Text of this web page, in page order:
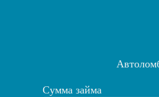
Сумма займа